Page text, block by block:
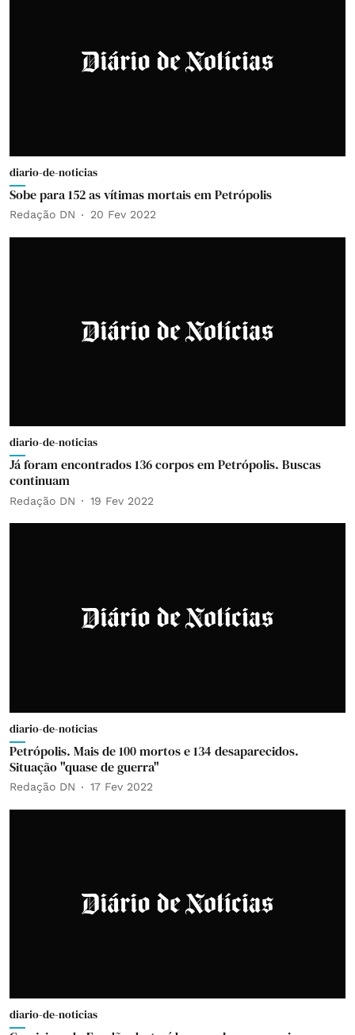
diario-de-noticias
Sobe para 152 as vítimas mortais em Petrópolis
Redação DN 20 Fev 2022
diario-de-noticias
Já foram encontrados 136 corpos em Petrópolis. Buscas
continuam
Redação DN 19 Fev 2022
diario-de-noticias
Petrópolis. Mais de 100 mortos e 134 desaparecidos.
Situação "quase de guerra"
Redação DN 17 Fev 2022
diario-de-noticias